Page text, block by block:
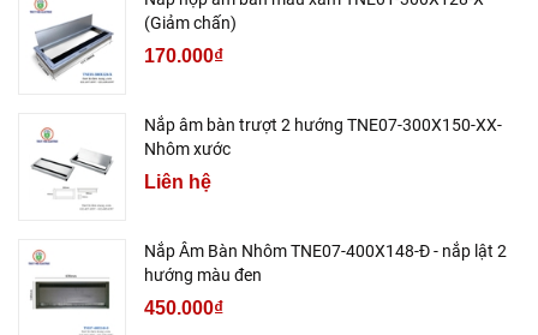
(Giảm chấn)
170.000₫
Nắp âm bàn trượt 2 hướng TNE07-300X150-XX-
Nhôm xước
Liên hệ
Nắp Âm Bàn Nhôm TNE07-400X148-Đ - nắp lật 2
hướng màu đen
450.000₫